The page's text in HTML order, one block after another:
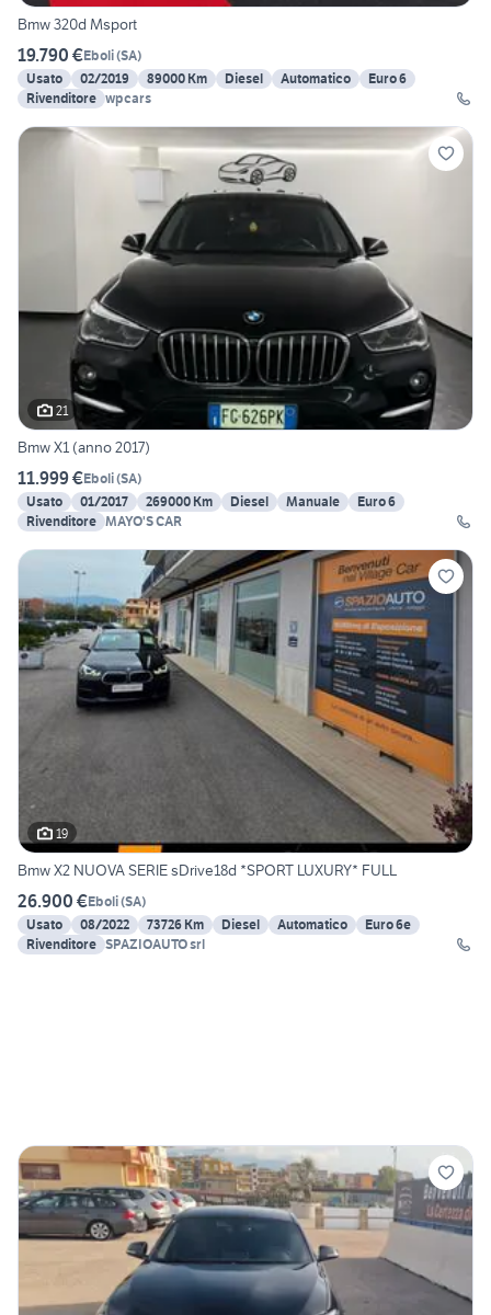
Bmw 320d Msport
19.790 €Eboli(SA)
Usato
02/2019 89000 Km Diesel Automatico
Euro 6
Rivenditore wpcars
21
Bmw X1 (anno 2017)
11.999 €Eboli(SA)
Usato
01/2017 269000 Km Diesel Manuale
Euro 6
Rivenditore MAYO'S CAR
19
Bmw X2 NUOVA SERIE sDrive18d *SPORT LUXURY* FULL
26.900 €Eboli(SA)
Usato
08/2022 73726 Km Diesel Automatico
Euro 6e
Rivenditore SPAZIOAUTO srl